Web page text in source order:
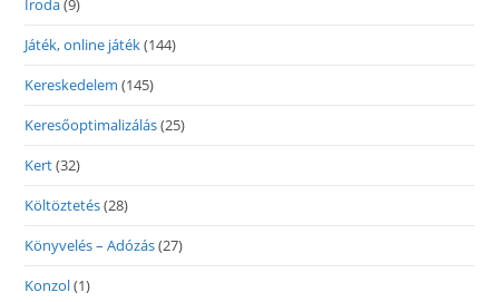
Iroda(9)
Játék, online játék(144)
Kereskedelem (145)
Keresőoptimalizálás(25)
Kert(32)
Költöztetés(28)
Könyvelés – Adózás(27)
Konzol(1)